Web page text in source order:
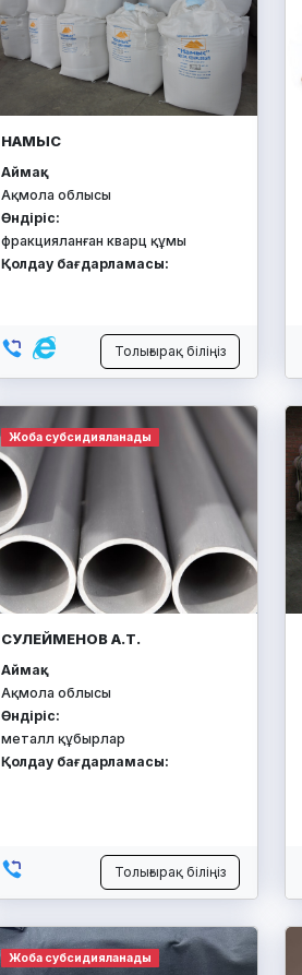
НАМЫС
Аймақ:
Ақмола облысы
Өндіріс:
фракцияланған кварц құмы
Қолдау бағдарламасы:
Толығырақ біліңіз
Жоба субсидияланады
СУЛЕЙМЕНОВ А.Т.
Аймақ:
Ақмола облысы
Өндіріс:
металл құбырлар
Қолдау бағдарламасы:
Толығырақ біліңіз
Жоба субсидияланады